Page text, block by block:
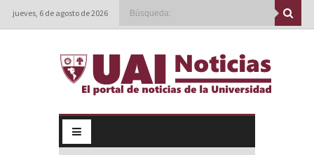
jueves, 6 de agosto de 2026